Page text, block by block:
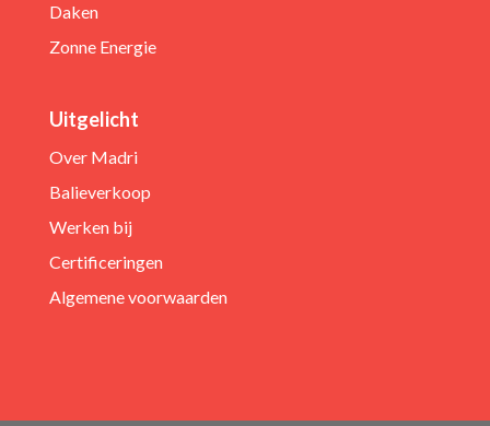
Daken
Zonne Energie
Uitgelicht
Over Madri
Balieverkoop
Werken bij
Certificeringen
Algemene voorwaarden